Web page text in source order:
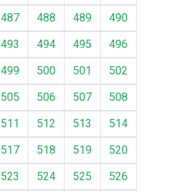
487 488 489
490
493 494 495
496
499 500 501
502
505 506 507
508
511 512 513
514
517 518 519
520
523 524 525
526